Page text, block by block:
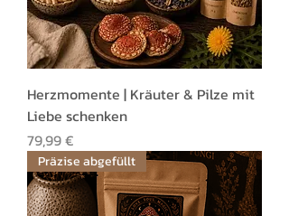
Herzmomente | Kräuter & Pilze mit
Liebe schenken
Preis
79,99 €
Präzise abgefüllt